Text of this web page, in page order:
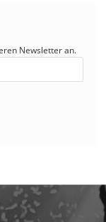
Newsletter an.